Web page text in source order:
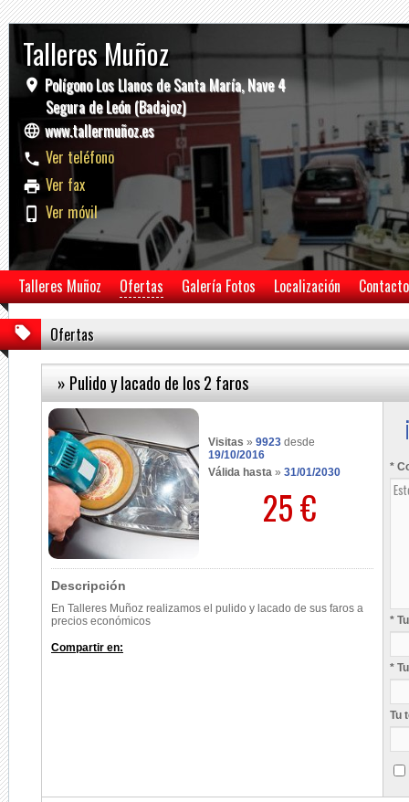
Talleres Muñoz
Polígono Los Llanos de Santa María, Nave 4
Segura de León (Badajoz)
www.tallermuñoz.es
Ver teléfono
Ver fax
Ver móvil
Talleres Muñoz Ofertas Galería Fotos Localización
Ofertas
» Pulido y lacado de los 2 faros
Visitas » 9923 desde
19/10/2016
Válida hasta » 31/01/2030
25 €
Descripción
En Talleres Muñoz realizamos el pulido y lacado de sus faros a
precios económicos
Compartir en:
*
*
*
Tu